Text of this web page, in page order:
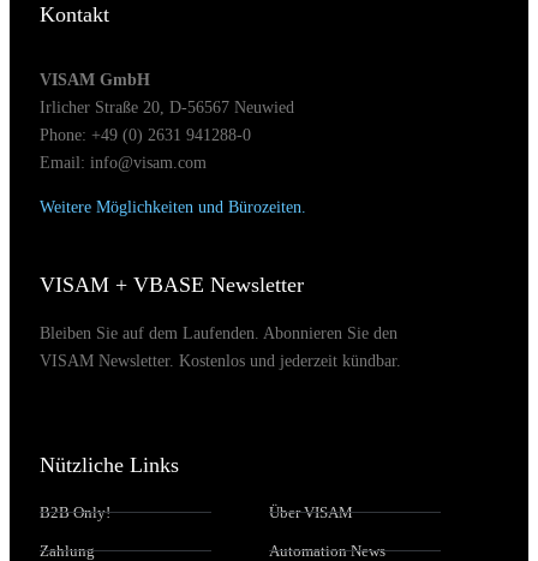
Kontakt
VISAM GmbH
Irlicher Straße 20, D-56567 Neuwied
Phone: +49 (0) 2631 941288-0
Email: info@visam.com
Weitere Möglichkeiten und Bürozeiten.
VISAM + VBASE Newsletter
Bleiben Sie auf dem Laufenden. Abonnieren Sie den
VISAM Newsletter. Kostenlos und jederzeit kündbar.
Nützliche Links
B2B Only!
Zahlung
Über VISAM
Automation News